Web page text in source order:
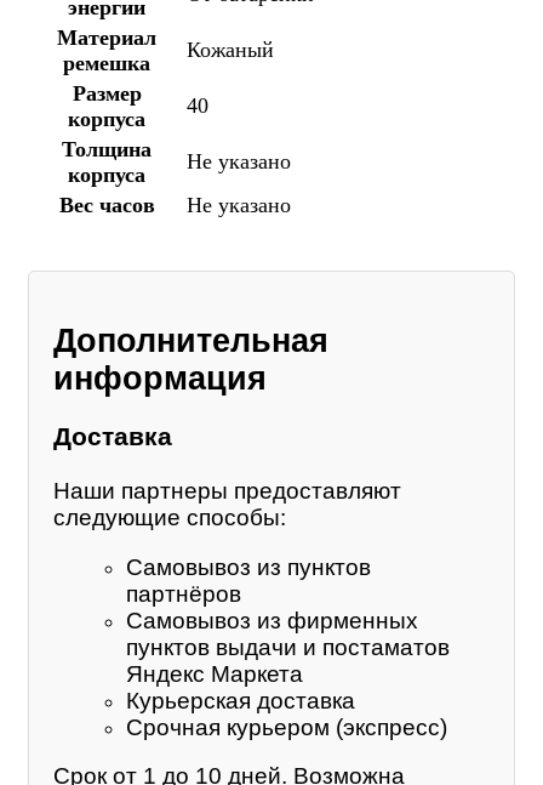
энергии
Материал
ремешка
Кожаный
Размер
корпуса
40
Толщина
корпуса
Не указано
Вес часов
Не указано
Дополнительная
информация
Доставка
Наши партнеры предоставляют
следующие способы:
Самовывоз из пунктов
партнёров
Самовывоз из фирменных
пунктов выдачи и постаматов
Яндекс Маркета
Курьерская доставка
Срочная курьером (экспресс)
Срок от 1 до 10 дней. Возможна